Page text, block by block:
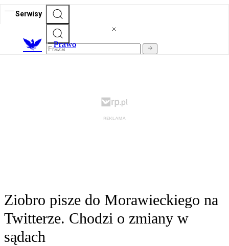
Serwisy
Prawo
Ziobro pisze do Morawieckiego na
Twitterze. Chodzi o zmiany w
sądach